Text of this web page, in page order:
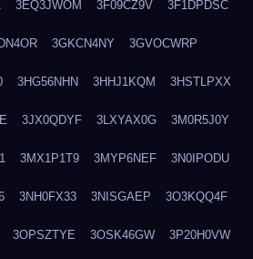
3EQ3JWOM 3F09CZ9V 3F1DPDSC
3GKCN4NY 3GVOCWRP
3HG56NHN 3HHJ1KQM 3HSTLPXX
3JX0QDYF 3LXYAX0G 3M0R5J0Y
3MX1P1T9 3MYP6NEF 3N0IPODU
3NH0FX33 3NISGAEP 3O3KQQ4F
3OPSZTYE 3OSK46GW 3P20H0VW